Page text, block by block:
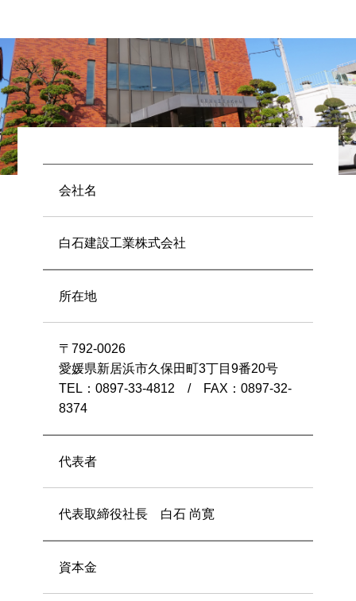
会社名
白石建設工業株式会社
所在地
〒792-0026
愛媛県新居浜市久保田町3丁目9番20号
TEL：0897-33-4812 / FAX：0897-32-
8374
代表者
代表取締役社長 白石 尚寛
資本金